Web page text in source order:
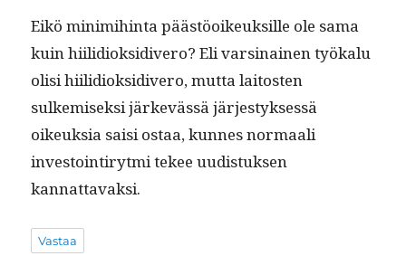
Eikö min­im­i­hin­ta päästöoikeuk­sille ole sama
kuin hiilid­iok­sidi­vero? Eli varsi­nainen työkalu
olisi hiilid­iok­sidi­vero, mut­ta laitosten
sulkemisek­si järkevässä järjestyk­sessä
oikeuk­sia saisi ostaa, kunnes nor­maali
investoin­tiryt­mi tekee uud­is­tuk­sen
kannattavaksi.
Vastaa